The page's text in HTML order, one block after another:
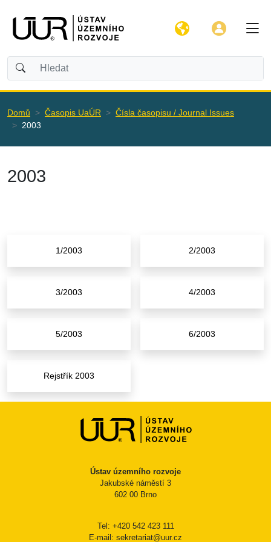
Domů Časopis UaÚR
Čísla časopisu / Journal Issues
2003
2003
1/2003 2/2003
3/2003 4/2003
5/2003 6/2003
Rejstřík 2003
Ústav územního rozvoje
Jakubské náměstí 3
602 00 Brno
Tel: +420 542 423 111
E-mail: sekretariat@uur.cz